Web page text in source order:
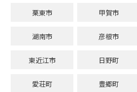
栗東市 甲賀市
湖南市 彦根市
東近江市 日野町
愛荘町 豊郷町